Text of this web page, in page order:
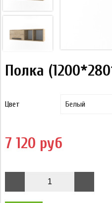
Полка
Цвет
7 120 руб